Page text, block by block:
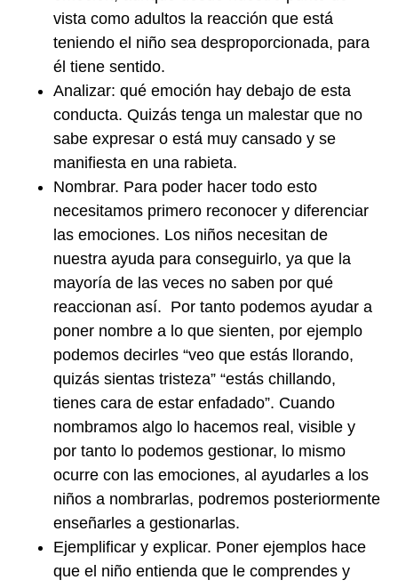
vista como adultos la reacción que está
teniendo el niño sea desproporcionada, para
él tiene sentido.
Analizar: qué emoción hay debajo de esta
conducta. Quizás tenga un malestar que no
sabe expresar o está muy cansado y se
manifiesta en una rabieta.
Nombrar. Para poder hacer todo esto
necesitamos primero reconocer y diferenciar
las emociones. Los niños necesitan de
nuestra ayuda para conseguirlo, ya que la
mayoría de las veces no saben por qué
reaccionan así. Por tanto podemos ayudar a
poner nombre a lo que sienten, por ejemplo
podemos decirles “veo que estás llorando,
quizás sientas tristeza” “estás chillando,
tienes cara de estar enfadado”. Cuando
nombramos algo lo hacemos real, visible y
por tanto lo podemos gestionar, lo mismo
ocurre con las emociones, al ayudarles a los
niños a nombrarlas, podremos posteriormente
enseñarles a gestionarlas.
Ejemplificar y explicar. Poner ejemplos hace
que el niño entienda que le comprendes y